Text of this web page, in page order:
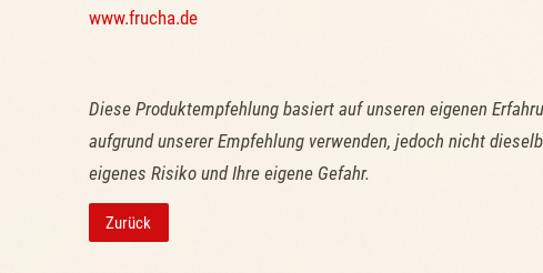
www.frucha.de
Diese Produktempfehlung basiert auf unseren eigenen
aufgrund unserer Empfehlung verwenden, jedoch nicht
eigenes Risiko und Ihre eigene Gefahr.
Zurück